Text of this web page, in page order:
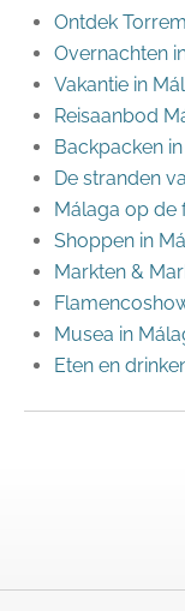
Ontdek
Overnachten
Vakantie in
Reisaanbod
Backpacken
De stranden
Málaga op de
Shoppen in
Markten &
Musea in
Eten en